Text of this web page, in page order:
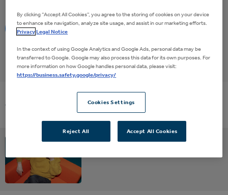
Eventalarm
Vergangene Events
By clicking “Accept All Cookies”, you agree to the storing of cookies on your device
to enhance site navigation, analyze site usage, and assist in our marketing efforts.
PrivacyLegal Notice
In the context of using Google Analytics and Google Ads, personal data may be
transferred to Google. Google may also process this data for its own purposes. For
more information on how Google handles personal data, please visit:
https://business.safety.google/privacy/
Cookies Settings
Reject All Accept All Cookies